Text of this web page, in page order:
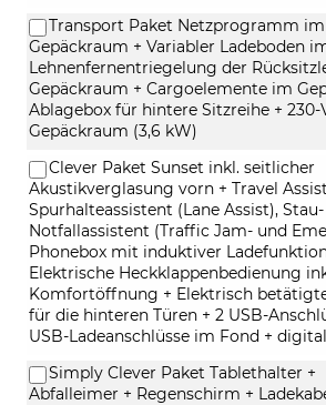
Transport Paket Netzprogramm im
Gepäckraum + Variabler Ladeboden
Lehnenfernentriegelung der
Gepäckraum + Cargoelemente im
Ablagebox für hintere Sitzreihe + 230-
Gepäckraum (3,6 kW)
Clever Paket Sunset inkl. seitlicher
Akustikverglasung vorn + Travel
Spurhalteassistent (Lane Assist),
Notfallassistent (Traffic Jam- und
Phonebox mit induktiver
Elektrische Heckklappenbedienung
Komfortöffnung + Elektrisch
für die hinteren Türen + 2 USB-
USB-Ladeanschlüsse im Fond +
Simply Clever Paket Tablethalter +
Abfalleimer + Regenschirm +